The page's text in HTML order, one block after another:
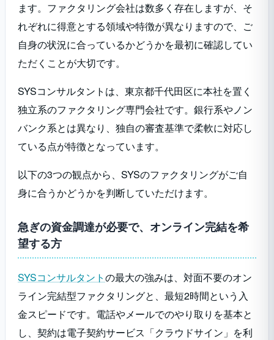
ます。ファクタリング会社は数多く存在しますが、そ
れぞれに得意とする領域や特徴が異なりますので、ご
自身の状況に合っているかどうかを最初に確認してい
ただくことが大切です。
SYSコンサルタントは、東京都千代田区に本社を置く
独立系のファクタリング専門会社です。銀行系やノン
バンク系とは異なり、独自の審査基準で柔軟に対応し
ている点が特徴となっています。
以下の3つの観点から、SYSのファクタリングがご自
身に合うかどうかを判断していただけます。
急ぎの資金調達が必要で、オンライン完結を希
望する方
SYSコンサルタントの最大の強みは、対面不要のオン
ライン完結型ファクタリングと、最短2時間という入
金スピードです。電話やメールでのやり取りを基本と
し、契約は電子契約サービス「クラウドサイン」を利